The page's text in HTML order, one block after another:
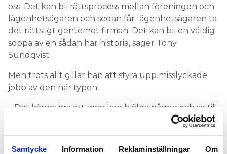
Samtycke Information Reklaminställningar Om
oss. Det kan bli rättsprocess mellan föreningen och
lägenhetsägaren och sedan får lägenhets­ägaren ta
det rättsligt gentemot firman. Det kan bli en väldig
soppa av en sådan här historia, säger Tony
Sundqvist.
Men trots allt gillar han att styra upp misslyckade
jobb av den här typen.
– Det känns bra att man kan hjälpa någon och se till